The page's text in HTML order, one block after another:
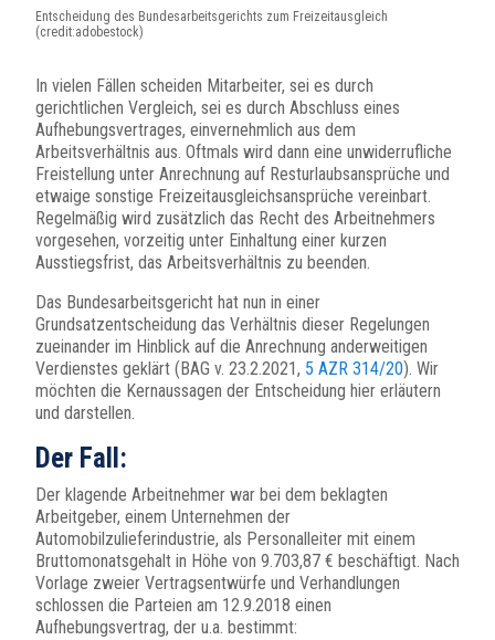
Entscheidung des Bundesarbeitsgerichts zum Freizeitausgleich
(credit:adobestock)
In vielen Fällen scheiden Mitarbeiter, sei es durch
gerichtlichen Vergleich, sei es durch Abschluss eines
Aufhebungsvertrages, einvernehmlich aus dem
Arbeitsverhältnis aus. Oftmals wird dann eine unwiderrufliche
Freistellung unter Anrechnung auf Resturlaubsansprüche und
etwaige sonstige Freizeitausgleichsansprüche vereinbart.
Regelmäßig wird zusätzlich das Recht des Arbeitnehmers
vorgesehen, vorzeitig unter Einhaltung einer kurzen
Ausstiegsfrist, das Arbeitsverhältnis zu beenden.
Das Bundesarbeitsgericht hat nun in einer
Grundsatzentscheidung das Verhältnis dieser Regelungen
zueinander im Hinblick auf die Anrechnung anderweitigen
Verdienstes geklärt (BAG v. 23.2.2021, 5 AZR 314/20). Wir
möchten die Kernaussagen der Entscheidung hier erläutern
und darstellen.
Der Fall:
Der klagende Arbeitnehmer war bei dem beklagten
Arbeitgeber, einem Unternehmen der
Automobilzulieferindustrie, als Personalleiter mit einem
Bruttomonatsgehalt in Höhe von 9.703,87 € beschäftigt. Nach
Vorlage zweier Vertragsentwürfe und Verhandlungen
schlossen die Parteien am 12.9.2018 einen
Aufhebungsvertrag, der u.a. bestimmt: